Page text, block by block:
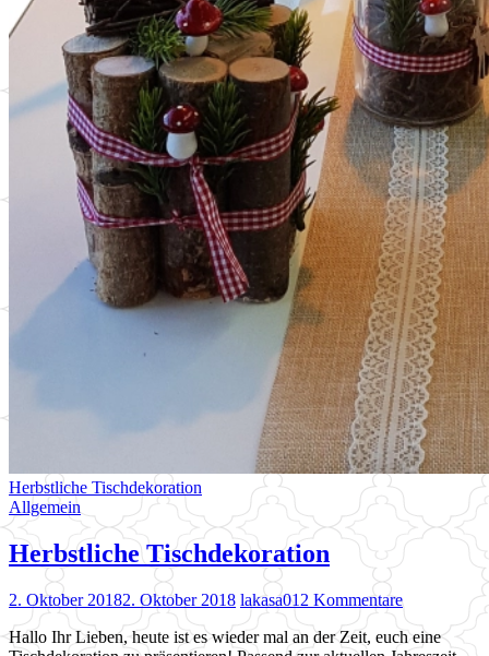
Herbstliche Tischdekoration
Allgemein
Herbstliche Tischdekoration
2. Oktober 20182. Oktober 2018 lakasa01 2 Kommentare
Hallo Ihr Lieben, heute ist es wieder mal an der Zeit, euch eine